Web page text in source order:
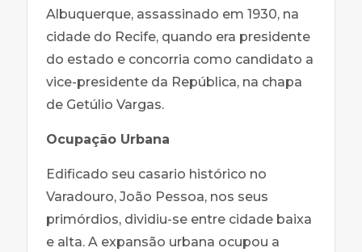
Albuquerque, assassinado em 1930, na
cidade do Recife, quando era presidente
do estado e concorria como candidato a
vice-presidente da República, na chapa
de Getúlio Vargas.
Ocupação Urbana
Edificado seu casario histórico no
Varadouro, João Pessoa, nos seus
primórdios, dividiu-se entre cidade baixa
e alta. A expansão urbana ocupou a